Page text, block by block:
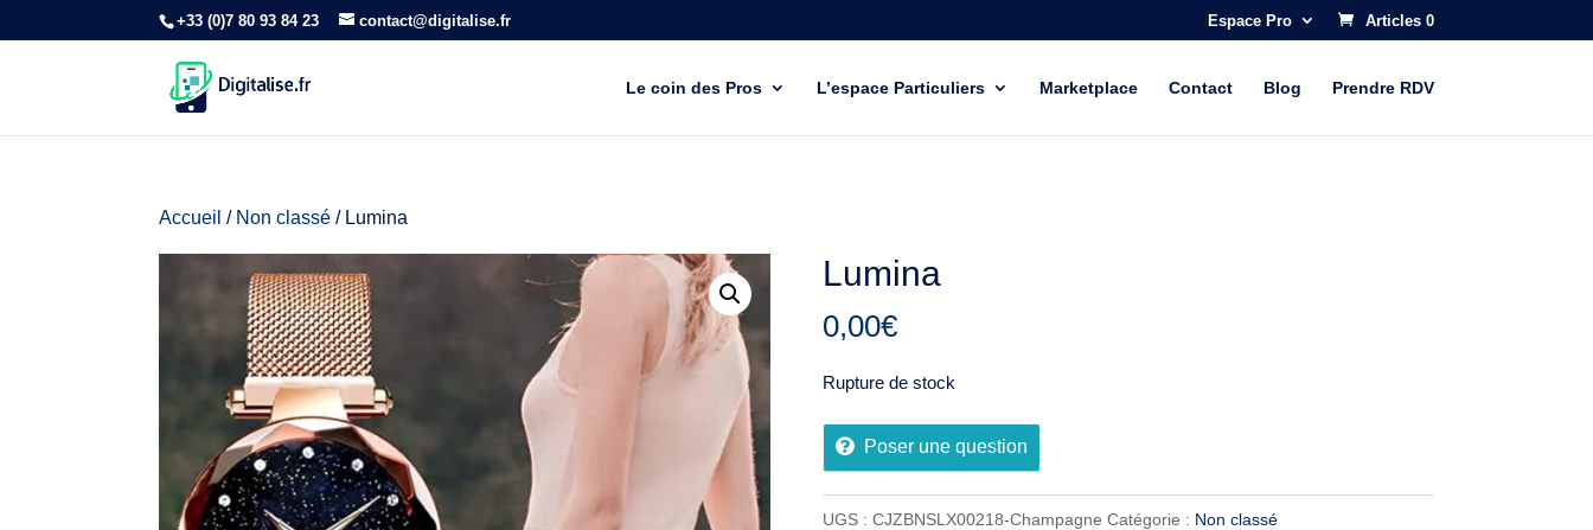
+33 (0)7 80 93 84 23 contact@digitalise.fr Espace Pro Articles 0
Le coin des Pros L’espace Particuliers Marketplace Contact Blog Prendre RDV
Accueil / Non classé / Lumina
Lumina
0,00€
Rupture de stock
Poser une question
UGS : CJZBNSLX00218-Champagne Catégorie : Non classé